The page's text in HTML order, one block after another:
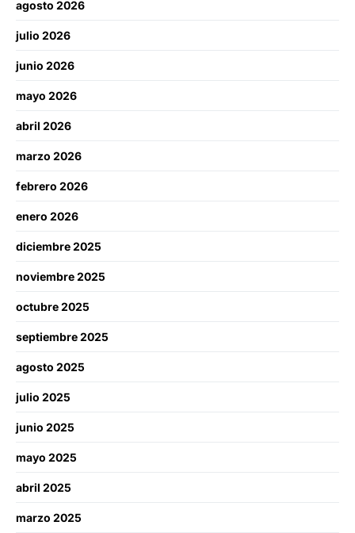
agosto 2026
julio 2026
junio 2026
mayo 2026
abril 2026
marzo 2026
febrero 2026
enero 2026
diciembre 2025
noviembre 2025
octubre 2025
septiembre 2025
agosto 2025
julio 2025
junio 2025
mayo 2025
abril 2025
marzo 2025